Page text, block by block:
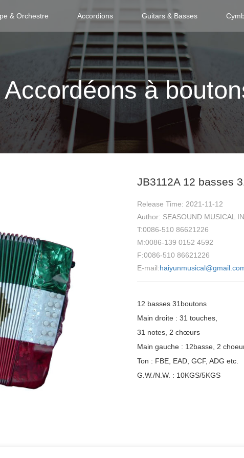
& Orchestre Accordions Guitars & Basses
Accordéons à
12 basses
JB3112A 12 basses
Release Time: 2021-11-12
Author: SEASOUND MUSICAL
T:0086-510 86621226
M:0086-139 0152 4592
F:0086-510 86621226
E-mail:
12 basses 31boutons
Main droite : 31 touches,
31 notes, 2 chœurs
Main gauche : 12basse, 2
Ton : FBE, EAD, GCF, ADG etc.
G.W./N.W. : 10KGS/5KGS